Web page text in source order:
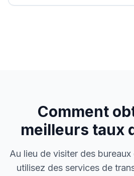
Comment
meilleurs taux
Au lieu de visiter des
utilisez des services de